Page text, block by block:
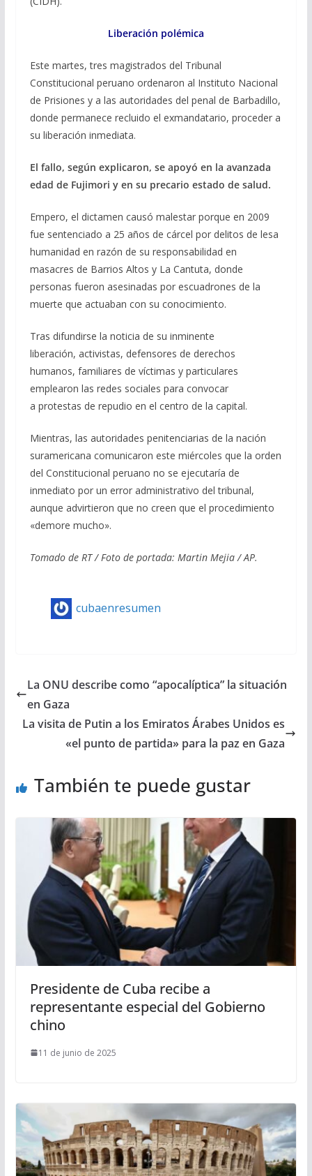
Liberación polémica
Este martes, tres magistrados del Tribunal
Constitucional peruano ordenaron al Instituto Nacional
de Prisiones y a las autoridades del penal de Barbadillo,
donde permanece recluido el exmandatario, proceder a
su liberación inmediata.
El fallo, según explicaron, se apoyó en la avanzada
edad de Fujimori y en su precario estado de salud.
Empero, el dictamen causó malestar porque en 2009
fue sentenciado a 25 años de cárcel por delitos de lesa
humanidad en razón de su responsabilidad en
masacres de Barrios Altos y La Cantuta, donde
personas fueron asesinadas por escuadrones de la
muerte que actuaban con su conocimiento.
Tras difundirse la noticia de su inminente
liberación, activistas, defensores de derechos
humanos, familiares de víctimas y particulares
emplearon las redes sociales para convocar
a protestas de repudio en el centro de la capital.
Mientras, las autoridades penitenciarias de la nación
suramericana comunicaron este miércoles que la orden
del Constitucional peruano no se ejecutaría de
inmediato por un error administrativo del tribunal,
aunque advirtieron que no creen que el procedimiento
«demore mucho».
Tomado de RT / Foto de portada: Martin Mejia / AP.
cubaenresumen
La ONU describe como “apocalíptica” la situación
en Gaza
La visita de Putin a los Emiratos Árabes Unidos es
«el punto de partida» para la paz en Gaza
También te puede gustar
Presidente de Cuba recibe a
representante especial del Gobierno
chino
11 de junio de 2025